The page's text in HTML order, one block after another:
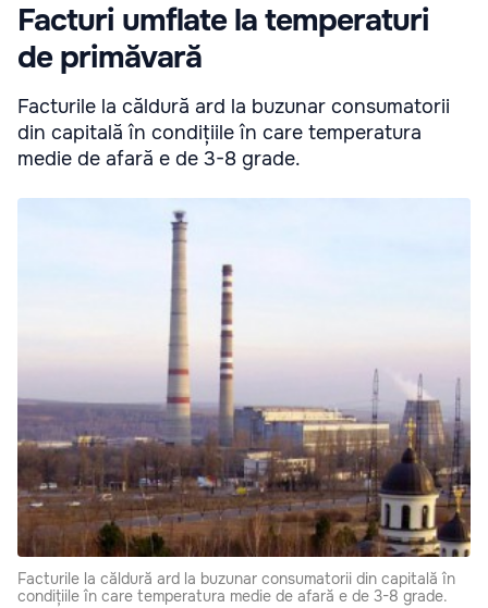
Facturi umflate la temperaturi
de primăvară
Facturile la căldură ard la buzunar consumatorii
din capitală în condițiile în care temperatura
medie de afară e de 3-8 grade.
Facturile la căldură ard la buzunar consumatorii din capitală în
condițiile în care temperatura medie de afară e de 3-8 grade.